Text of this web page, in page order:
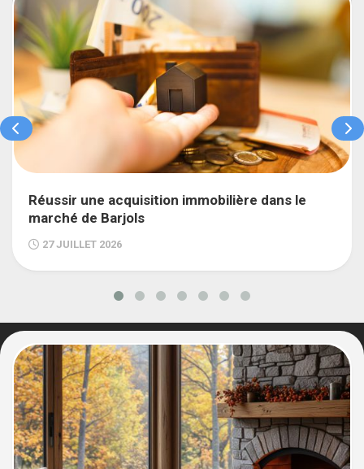
Réussir une acquisition immobilière dans le
marché de Barjols
27 JUILLET 2026